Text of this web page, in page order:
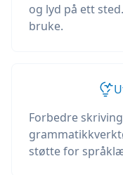
og lyd på ett
bruke.
Forbedre
støtte for